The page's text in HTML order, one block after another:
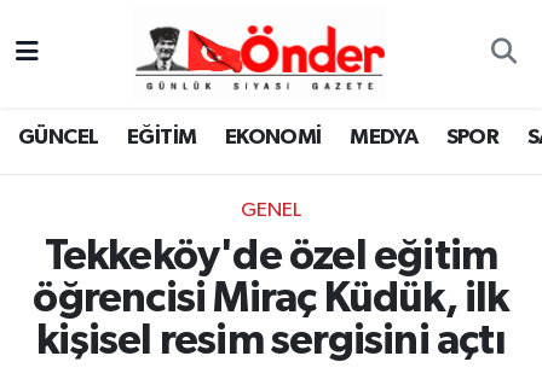
GÜNCEL EĞİTİM EKONOMİ MEDYA SPOR
GENEL
Tekkeköy'de özel eğitim
öğrencisi Miraç Küdük, ilk
kişisel resim sergisini açtı
GÜNCEL
MEDYA
SPOR
Zonguldak Nöbetçi Eczaneler
Zonguldak Namaz Vakitleri
Zonguldak Trafik Yoğunluk Haritası
TFF 3.Lig 4.Grup Puan Durumu ve Fikstür